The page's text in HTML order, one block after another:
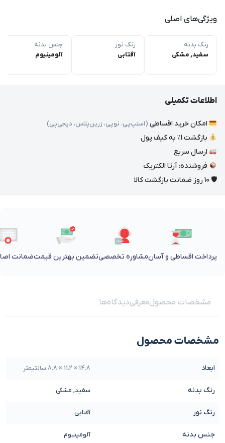
ویژگی‌های اصلی
رنگ بدنه
سفید, مشکی
رنگ نور
آفتابی
جنس بدنه
آلومینیوم
اطلاعات تکمیلی
امکان خرید اقساطی (اسنپ‌پی، نوپی، زرین‌پلاس، دیجی‌پی)
بازگشت 1٪ به کیف پول
ارسال سریع
فروشنده: آرتا الکتریک
🛡 10 روز ضمانت بازگشت کالا
پرداخت اقساطی و آسانمشاوره تخصصیتضمین بهترین قیمتضمانت
مشخصات محصولمعرفیدیدگاه‌ها
مشخصات محصول
ابعاد 14.8 × 11.2 × 8.8 سانتیمتر
رنگ بدنه سفید, مشکی
رنگ نور آفتابی
جنس بدنه آلومینیوم